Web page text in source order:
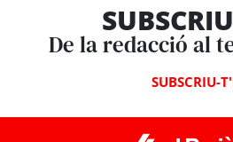
De la redacció al
SUBSCRIU-